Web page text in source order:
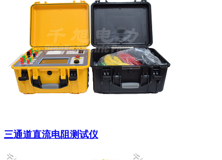
三通道直流电阻测试仪